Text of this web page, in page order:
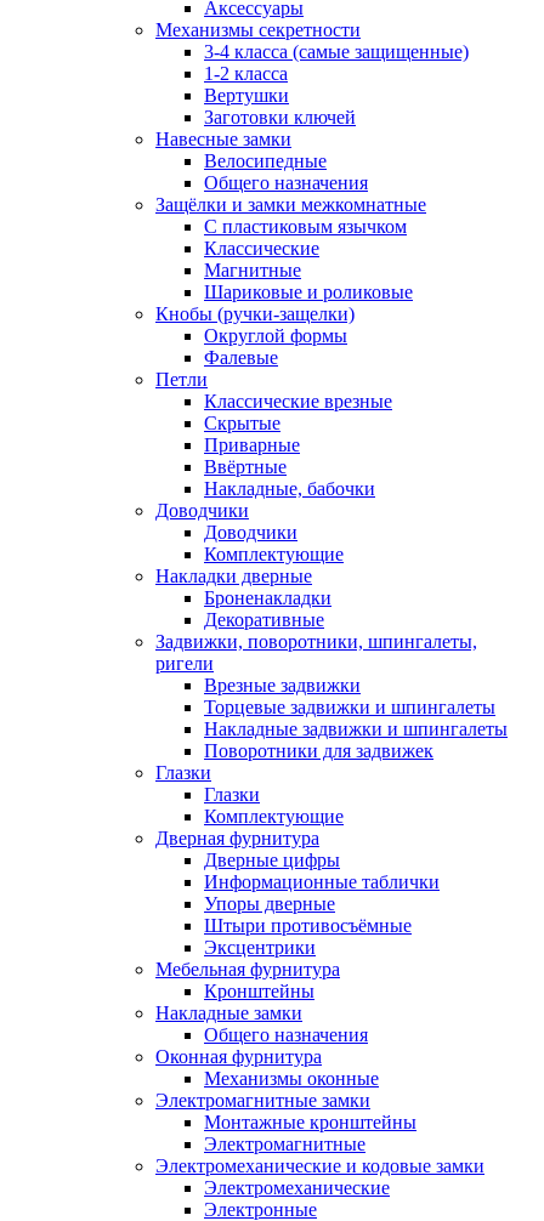
Аксессуары
Механизмы секретности
3-4 класса (самые защищенные)
1-2 класса
Вертушки
Заготовки ключей
Навесные замки
Велосипедные
Общего назначения
Защёлки и замки межкомнатные
С пластиковым язычком
Классические
Магнитные
Шариковые и роликовые
Кнобы (ручки-защелки)
Округлой формы
Фалевые
Петли
Классические врезные
Скрытые
Приварные
Ввёртные
Накладные, бабочки
Доводчики
Доводчики
Комплектующие
Накладки дверные
Броненакладки
Декоративные
Задвижки, поворотники, шпингалеты,
ригели
Врезные задвижки
Торцевые задвижки и шпингалеты
Накладные задвижки и шпингалеты
Поворотники для задвижек
Глазки
Глазки
Комплектующие
Дверная фурнитура
Дверные цифры
Информационные таблички
Упоры дверные
Штыри противосъёмные
Эксцентрики
Мебельная фурнитура
Кронштейны
Накладные замки
Общего назначения
Оконная фурнитура
Механизмы оконные
Электромагнитные замки
Монтажные кронштейны
Электромагнитные
Электромеханические и кодовые замки
Электромеханические
Электронные